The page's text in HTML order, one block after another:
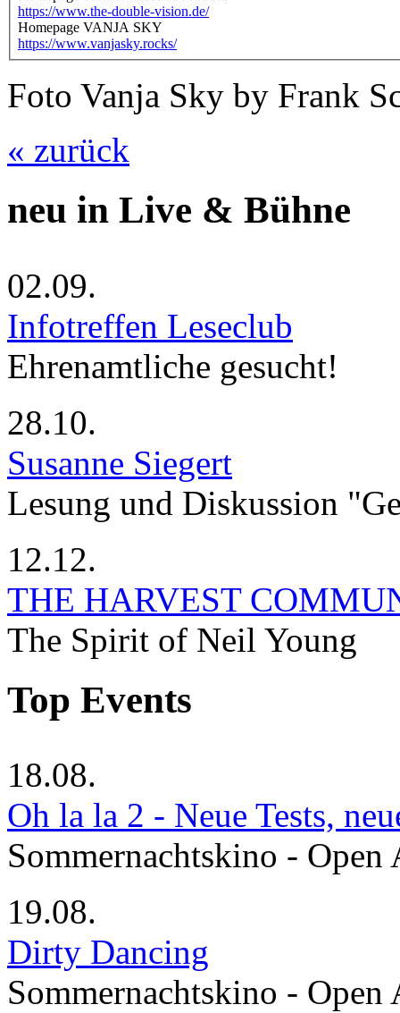
https://www.the-double-vision.de/
Homepage VANJA SKY
https://www.vanjasky.rocks/
Foto Vanja Sky by Frank
« zurück
neu in Live & Bühne
02.09.
Infotreffen Leseclub
Ehrenamtliche gesucht!
28.10.
Susanne Siegert
Lesung und Diskussion
12.12.
THE HARVEST
The Spirit of Neil Young
Top Events
18.08.
Oh la la 2 - Neue Tests,
Sommernachtskino - Open
19.08.
Dirty Dancing
Sommernachtskino - Open